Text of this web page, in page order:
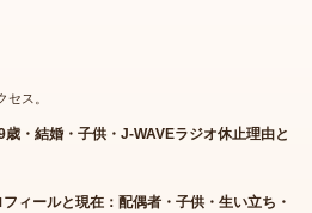
ス。
歳・結婚・子供・J-WAVEラジオ休止理由と
ィールと現在：配偶者・子供・生い立ち・